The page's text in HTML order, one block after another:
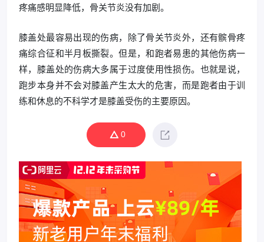
疼痛感明显降低，骨关节炎没有加剧。
膝盖处最容易出现的伤病，除了骨关节炎外，还有髌骨疼
痛综合征和半月板撕裂。但是，和跑者易患的其他伤病一
样，膝盖处的伤病大多属于过度使用性损伤。也就是说，
跑步本身并不会对膝盖产生太大的危害，而是跑者由于训
练和休息的不科学才是膝盖受伤的主要原因。
0